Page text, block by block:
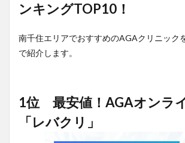
ンキングTOP10！
南千住エリアでおすすめのAGAクリニック
で紹介します。
1位 最安値！AGAオンラ
「レバクリ」